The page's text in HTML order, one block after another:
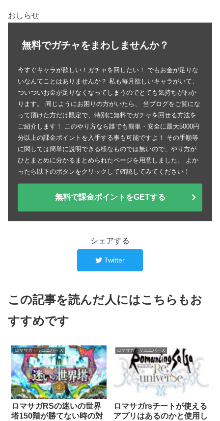
おしらせ
無料でガチャをまわしませんか？
今すぐキャラが欲しい！ガチャを回したい！ でもお金が足りな
いなんてことはありませんか？ 私も毎月欲しいキャラがいて、
ついついお金が足りなくなってしまうのでとても気持ちがわか
ります。 同じようにお困りの方がいたら、 当ブログをご覧にな
って頂けた方だけ限定で、特別に無料でガチャを回せる方法を
ご紹介します！ このやり方なら誰でも簡単・安全に最大5000円
分以上の課金ポイントを入手する事も可能ですよ！ その手順等
に関しては簡単に説明できる様なものでは無いので、やり方が
ひとまとめに分かるまとめられたページを用意しました。 よか
ったら以下のボタンをクリックして確認してみてください！
無料で課金ポイントをGETする
シェアする
Twitter
この記事を読んだ人にはこちらもお
すすめです
ロマサガ・リユニバース
ロマサガRSの迷いの世界
塔150階が勝てない時の対
ロマサガ・リユニバース
ロマサガrsチートが使える
アプリはあるのかと使用し